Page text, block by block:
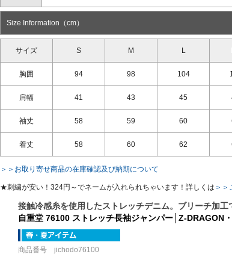
Size Information（cm）
サイズ S M L
胸囲 94 98 104
肩幅 41 43 45
袖丈 58 59 60
着丈 58 60 62
＞＞お取り寄せ商品の在庫確認及び納期について
★刺繍が安い！324円～でネームが入れられちゃいます！詳しくは ＞＞
接触冷感糸を使用したストレッチデニム。ブリーチ加
自重堂 76100 ストレッチ長袖ジャンパー│Z-DRAGON
商品番号 jichodo76100